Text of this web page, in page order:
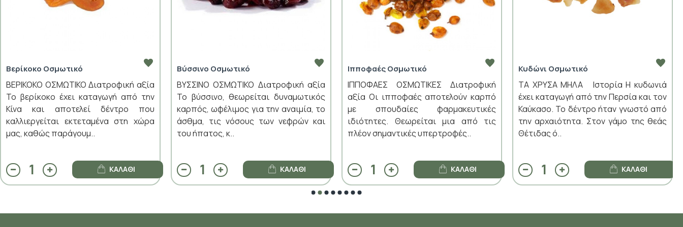
Βερίκοκο Οσμωτικό
ΒΕΡΙΚΟΚΟ ΟΣΜΩΤΙΚΟ Διατροφική αξία
Το βερίκοκο έχει καταγωγή από την
Κίνα και αποτελεί δέντρο που
καλλιεργείται εκτεταμένα στη χώρα
μας, καθώς παράγουμ..
ΚΑΛΆΘΙ
Βύσσινο Οσμωτικό
ΒΥΣΣΙΝΟ ΟΣΜΩΤΙΚΟ Διατροφική αξία
Το βύσσινο, θεωρείται δυναμωτικός
καρπός, ωφέλιμος για την αναιμία, το
άσθμα, τις νόσους των νεφρών και
του ήπατος, κ..
ΚΑΛΆΘΙ
Ιπποφαές Οσμωτικό
ΙΠΠΟΦΑΕΣ ΟΣΜΩΤΙΚΕΣ Διατροφική
αξία Οι ιπποφαές αποτελούν καρπό
με σπουδαίες φαρμακευτικές
ιδιότητες. Θεωρείται μια από τις
πλέον σημαντικές υπερτροφές..
ΚΑΛΆΘΙ
Κυδώνι Οσμωτικό
ΤΑ ΧΡΥΣΑ ΜΗΛΑ Ιστορία Η κυδωνιά
έχει καταγωγή από την Περσία και τον
Καύκασο. Το δέντρο ήταν γνωστό από
την αρχαιότητα. Στον γάμο της θεάς
Θέτιδας ό..
ΚΑΛΆΘΙ